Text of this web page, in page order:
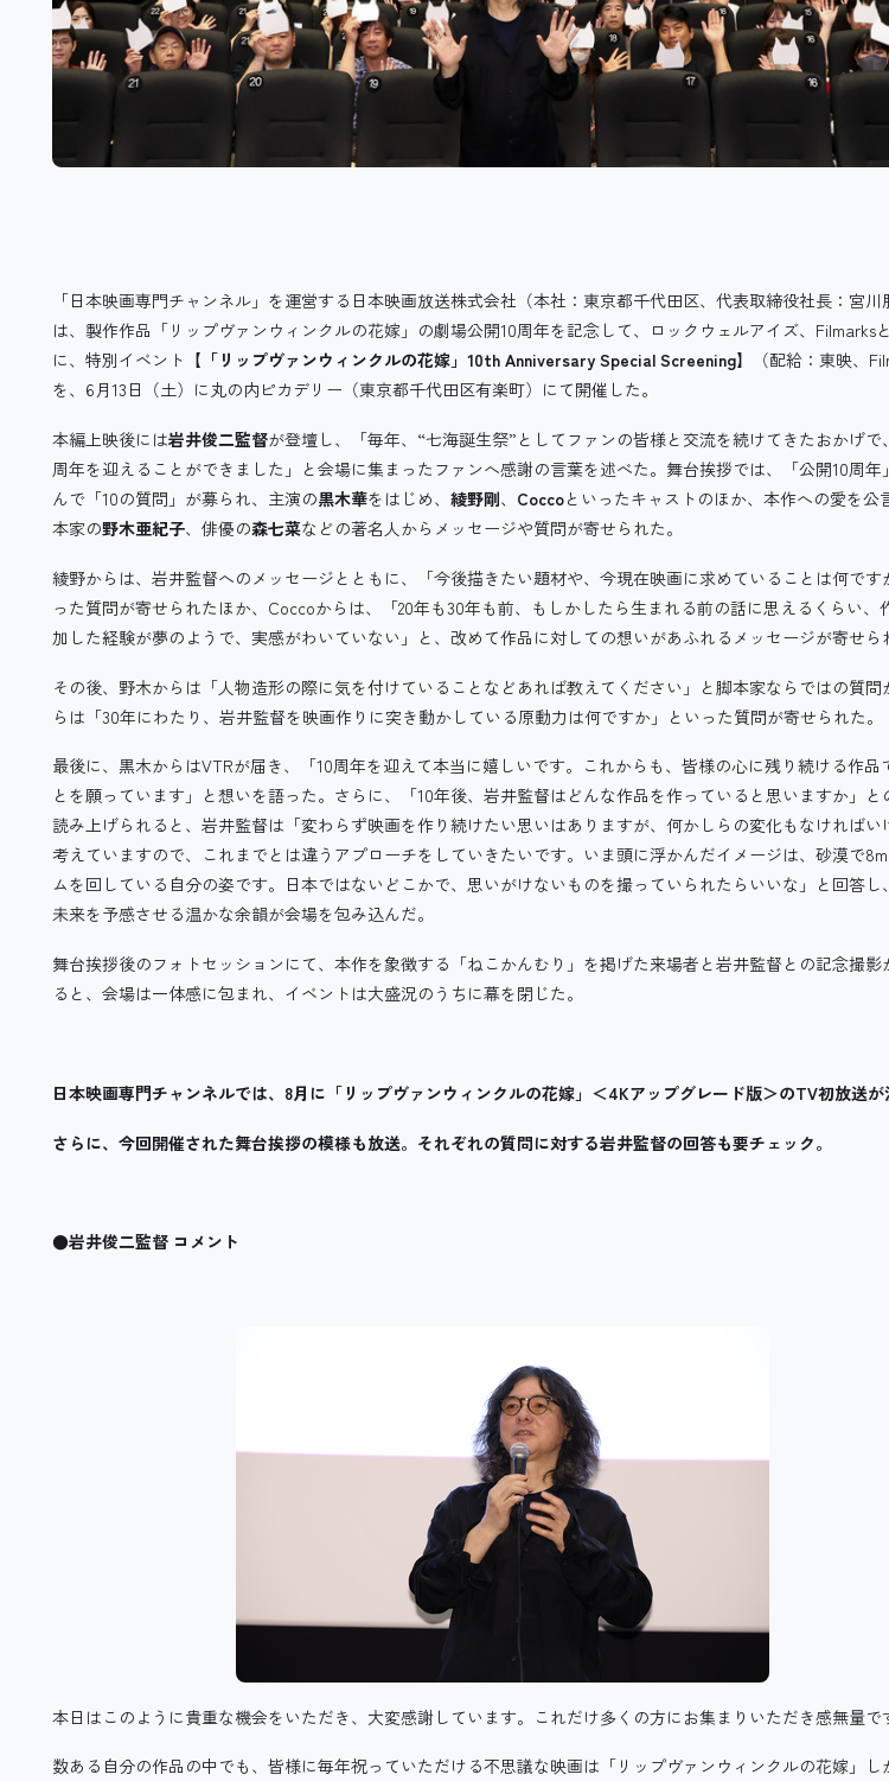
「日本映画専門チャンネル」を運営する日本映画放送株式会社（本社：東京都千代田区、代表取締役社長：宮川
は、製作作品「リップヴァンウィンクルの花嫁」の劇場公開10周年を記念して、ロックウェルアイズ、Filmarks
に、特別イベント 【「リップヴァンウィンクルの花嫁」10th Anniversary Special Screening】
（配給：東映、
を、6月13日（土）に丸の内ピカデリー（東京都千代田区有楽町）にて開催した。
本編上映後には岩井俊二監督が登壇し、「毎年、“七海誕生祭”としてファンの皆様と交流を続けてきたおかげで
周年を迎えることができました」と会場に集まったファンへ感謝の言葉を述べた。舞台挨拶では、「公開10周年
んで「10の質問」が募られ、主演の黒木華をはじめ、 綾野剛、 Coccoといったキャストのほか、本作への愛を公
本家の野木亜紀子、俳優の森七菜などの著名人からメッセージや質問が寄せられた。
綾野からは、岩井監督へのメッセージとともに、「今後描きたい題材や、今現在映画に求めていることは何です
った質問が寄せられたほか、Coccoからは、「20年も30年も前、もしかしたら生まれる前の話に思えるくらい、
加した経験が夢のようで、実感がわいていない」と、改めて作品に対しての想いがあふれるメッセージが寄せら
その後、野木からは「人物造形の際に気を付けていることなどあれば教えてください」と脚本家ならではの質問
らは「30年にわたり、岩井監督を映画作りに突き動かしている原動力は何ですか」といった質問が寄せられた。
最後に、黒木からはVTRが届き、「10周年を迎えて本当に嬉しいです。これからも、皆様の心に残り続ける作品
とを願っています」と想いを語った。さらに、「10年後、岩井監督はどんな作品を作っていると思いますか」と
読み上げられると、岩井監督は「変わらず映画を作り続けたい思いはありますが、何かしらの変化もなければい
考えていますので、これまでとは違うアプローチをしていきたいです。いま頭に浮かんだイメージは、砂漠で
ムを回している自分の姿です。日本ではないどこかで、思いがけないものを撮っていられたらいいな」と回答し
未来を予感させる温かな余韻が会場を包み込んだ。
舞台挨拶後のフォトセッションにて、本作を象徴する「ねこかんむり」を掲げた来場者と岩井監督との記念撮影
ると、会場は一体感に包まれ、イベントは大盛況のうちに幕を閉じた。
日本映画専門チャンネルでは、8月に「リップヴァンウィンクルの花嫁」＜4Kアップグレード版＞のTV初放送が
さらに、今回開催された舞台挨拶の模様も放送。それぞれの質問に対する岩井監督の回答も要チェック。
●岩井俊二監督 コメント
本日はこのように貴重な機会をいただき、大変感謝しています。これだけ多くの方にお集まりいただき感無量で
数ある自分の作品の中でも、皆様に毎年祝っていただける不思議な映画は「リップヴァンウィンクルの花嫁」し